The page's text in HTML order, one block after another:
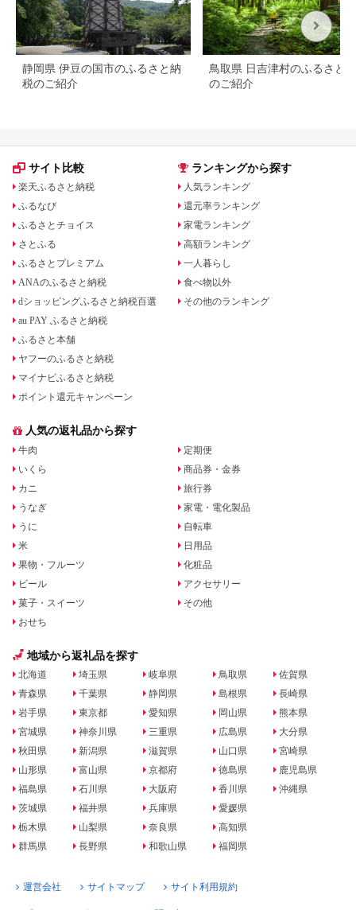
静岡県 伊豆の国市のふるさと納
税のご紹介
鳥取県 日吉津村のふるさと
のご紹介
サイト比較
楽天ふるさと納税
ふるなび
ふるさとチョイス
さとふる
ふるさとプレミアム
ANAのふるさと納税
dショッピングふるさと納税百選
au PAY ふるさと納税
ふるさと本舗
ヤフーのふるさと納税
マイナビふるさと納税
ポイント還元キャンペーン
ランキングから探す
人気ランキング
還元率ランキング
家電ランキング
高額ランキング
一人暮らし
食べ物以外
その他のランキング
人気の返礼品から探す
牛肉
いくら
カニ
うなぎ
うに
米
果物・フルーツ
ビール
菓子・スイーツ
おせち
定期便
商品券・金券
旅行券
家電・電化製品
自転車
日用品
化粧品
アクセサリー
その他
地域から返礼品を探す
北海道
青森県
岩手県
宮城県
秋田県
山形県
福島県
茨城県
栃木県
群馬県
埼玉県
千葉県
東京都
神奈川県
新潟県
富山県
石川県
福井県
山梨県
長野県
岐阜県
静岡県
愛知県
三重県
滋賀県
京都府
大阪府
兵庫県
奈良県
和歌山県
鳥取県
島根県
岡山県
広島県
山口県
徳島県
香川県
愛媛県
高知県
福岡県
佐賀県
長崎県
熊本県
大分県
宮崎県
鹿児島県
沖縄県
運営会社 サイトマップ サイト利用規約